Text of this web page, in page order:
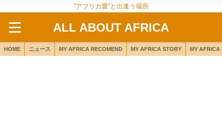
”アフリカ愛”と出逢う場所
ALL ABOUT AFRICA
HOME ニュース MY AFRICA RECOMEND MY AFRICA STORY MY AFRICA